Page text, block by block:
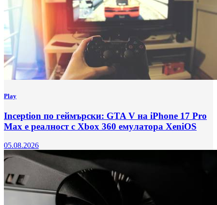
Play
Inception по геймърски: GTA V на iPhone 17 Pro
Max е реалност с Xbox 360 емулатора XeniOS
05.08.2026